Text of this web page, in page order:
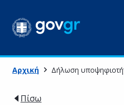
Αρχική Δήλωση
Πίσω